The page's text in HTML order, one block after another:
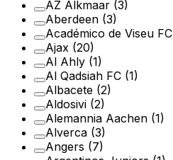
AZ Alkmaar (3)
Aberdeen (3)
Académico de Viseu FC
Ajax (20)
Al Ahly (1)
Al Qadsiah FC (1)
Albacete (2)
Aldosivi (2)
Alemannia Aachen (1)
Alverca (3)
Angers (7)